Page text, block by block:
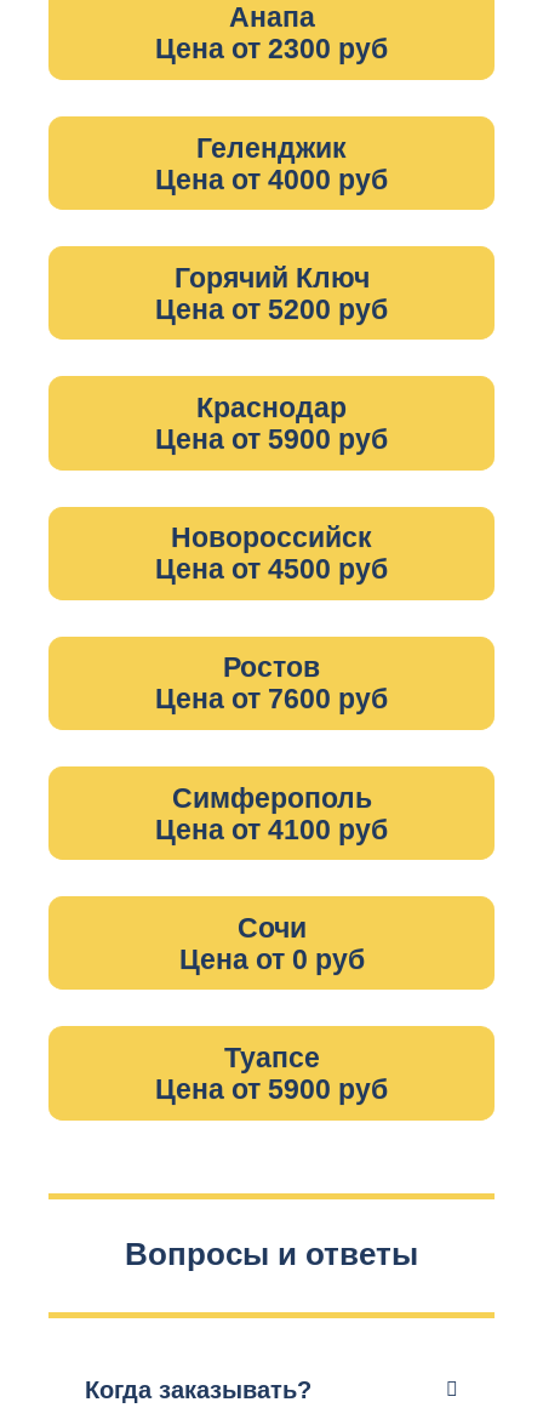
Анапа
Цена от 2300 руб
Геленджик
Цена от 4000 руб
Горячий Ключ
Цена от 5200 руб
Краснодар
Цена от 5900 руб
Новороссийск
Цена от 4500 руб
Ростов
Цена от 7600 руб
Симферополь
Цена от 4100 руб
Сочи
Цена от 0 руб
Туапсе
Цена от 5900 руб
Вопросы и ответы
Когда заказывать?